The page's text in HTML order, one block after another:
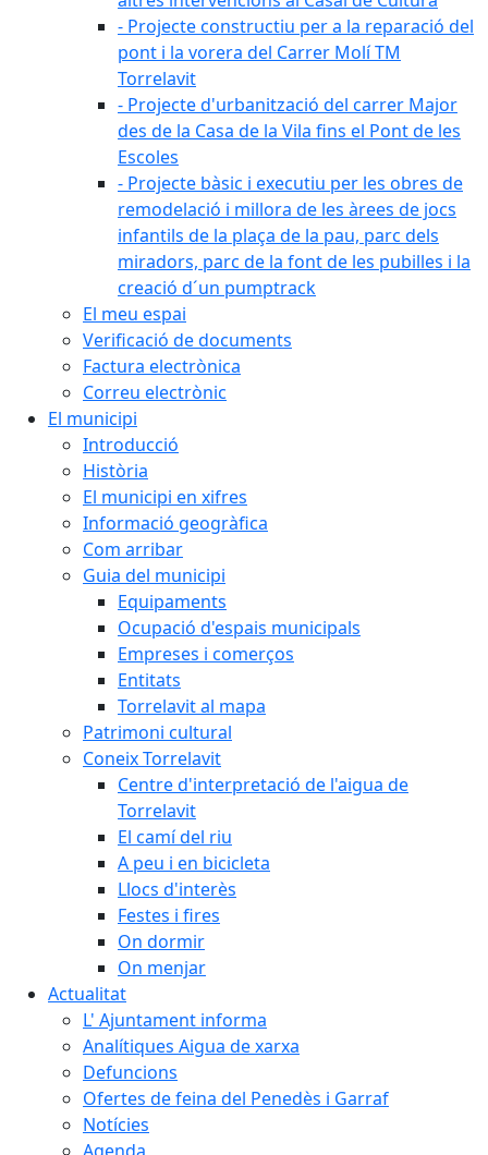
- Projecte constructiu per a la reparació del
pont i la vorera del Carrer Molí TM
Torrelavit
- Projecte d'urbanització del carrer Major
des de la Casa de la Vila fins el Pont de les
Escoles
- Projecte bàsic i executiu per les obres de
remodelació i millora de les àrees de jocs
infantils de la plaça de la pau, parc dels
miradors, parc de la font de les pubilles i la
creació d´un pumptrack
El meu espai
Verificació de documents
Factura electrònica
Correu electrònic
El municipi
Introducció
Història
El municipi en xifres
Informació geogràfica
Com arribar
Guia del municipi
Equipaments
Ocupació d'espais municipals
Empreses i comerços
Entitats
Torrelavit al mapa
Patrimoni cultural
Coneix Torrelavit
Centre d'interpretació de l'aigua de
Torrelavit
El camí del riu
A peu i en bicicleta
Llocs d'interès
Festes i fires
On dormir
On menjar
Actualitat
L' Ajuntament informa
Analítiques Aigua de xarxa
Defuncions
Ofertes de feina del Penedès i Garraf
Notícies